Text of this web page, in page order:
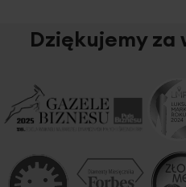
Dziękujemy za